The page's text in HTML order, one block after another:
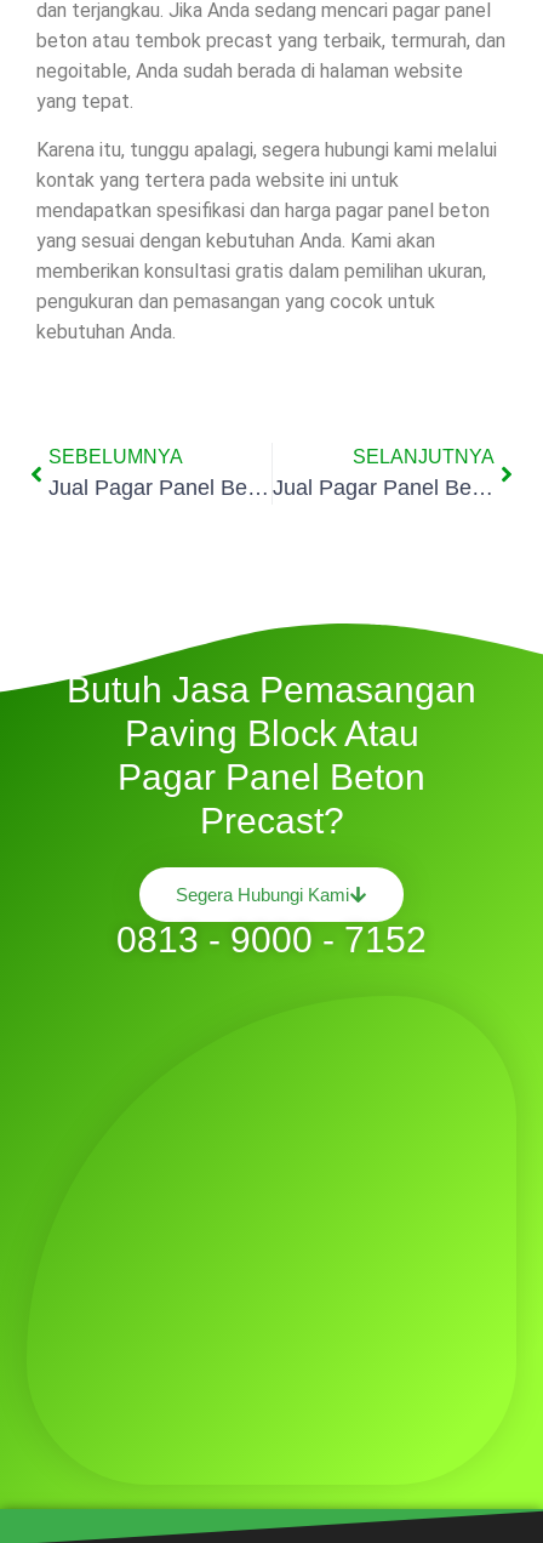
dan terjangkau. Jika Anda sedang mencari pagar panel
beton atau tembok precast yang terbaik, termurah, dan
negoitable, Anda sudah berada di halaman website
yang tepat.
Karena itu, tunggu apalagi, segera hubungi kami melalui
kontak yang tertera pada website ini untuk
mendapatkan spesifikasi dan harga pagar panel beton
yang sesuai dengan kebutuhan Anda. Kami akan
memberikan konsultasi gratis dalam pemilihan ukuran,
pengukuran dan pemasangan yang cocok untuk
kebutuhan Anda.
SEBELUMNYA
Jual Pagar Panel Beton Di Cijantung
SELANJUTNYA
Jual Pagar Panel Beton Di Kalisari
Butuh Jasa Pemasangan
Paving Block Atau
Pagar Panel Beton
Precast?
Segera Hubungi Kami
0813 - 9000 - 7152